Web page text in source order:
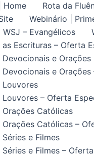
Home
Rota da
Webinário |
WSJ – Evangélicos
Escrituras – Oferta
e Orações
e
Louvores
– Oferta
Católicas
Católicas –
e Filmes
e Filmes –